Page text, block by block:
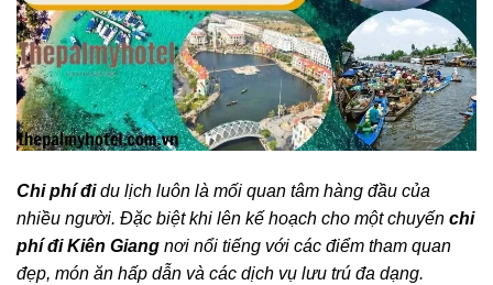
Chi phí đidu lịch luôn là mối quan tâm hàng đầu của
nhiều người. Đặc biệt khi lên kế hoạch cho một chuyến chi
phí đi Kiên Giang nơi nổi tiếng với các điểm tham quan
đẹp, món ăn hấp dẫn và các dịch vụ lưu trú đa dạng.